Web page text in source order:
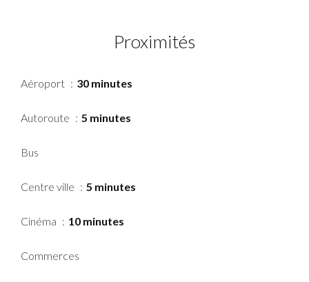
Proximités
Aéroport 30 minutes
Autoroute 5 minutes
Bus
Centre ville 5 minutes
Cinéma 10 minutes
Commerces